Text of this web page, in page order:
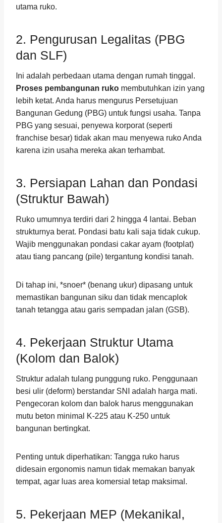
utama ruko.
2. Pengurusan Legalitas (PBG
dan SLF)
Ini adalah perbedaan utama dengan rumah tinggal.
Proses pembangunan ruko membutuhkan izin yang
lebih ketat. Anda harus mengurus Persetujuan
Bangunan Gedung (PBG) untuk fungsi usaha. Tanpa
PBG yang sesuai, penyewa korporat (seperti
franchise besar) tidak akan mau menyewa ruko Anda
karena izin usaha mereka akan terhambat.
3. Persiapan Lahan dan Pondasi
(Struktur Bawah)
Ruko umumnya terdiri dari 2 hingga 4 lantai. Beban
strukturnya berat. Pondasi batu kali saja tidak cukup.
Wajib menggunakan pondasi cakar ayam (footplat)
atau tiang pancang (pile) tergantung kondisi tanah.
Di tahap ini, *snoer* (benang ukur) dipasang untuk
memastikan bangunan siku dan tidak mencaplok
tanah tetangga atau garis sempadan jalan (GSB).
4. Pekerjaan Struktur Utama
(Kolom dan Balok)
Struktur adalah tulang punggung ruko. Penggunaan
besi ulir (deform) berstandar SNI adalah harga mati.
Pengecoran kolom dan balok harus menggunakan
mutu beton minimal K-225 atau K-250 untuk
bangunan bertingkat.
Penting untuk diperhatikan: Tangga ruko harus
didesain ergonomis namun tidak memakan banyak
tempat, agar luas area komersial tetap maksimal.
5. Pekerjaan MEP (Mekanikal,